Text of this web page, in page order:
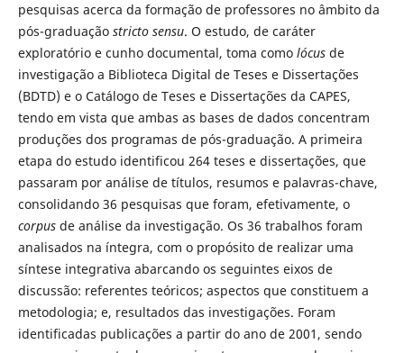
pesquisas acerca da formação de professores no âmbito da
pós-graduação stricto sensu. O estudo, de caráter
exploratório e cunho documental, toma como lócusde
investigação a Biblioteca Digital de Teses e Dissertações
(BDTD) e o Catálogo de Teses e Dissertações da CAPES,
tendo em vista que ambas as bases de dados concentram
produções dos programas de pós-graduação. A primeira
etapa do estudo identificou 264 teses e dissertações, que
passaram por análise de títulos, resumos e palavras-chave,
consolidando 36 pesquisas que foram, efetivamente, o
corpusde análise da investigação. Os 36 trabalhos foram
analisados na íntegra, com o propósito de realizar uma
síntese integrativa abarcando os seguintes eixos de
discussão: referentes teóricos; aspectos que constituem a
metodologia; e, resultados das investigações. Foram
identificadas publicações a partir do ano de 2001, sendo